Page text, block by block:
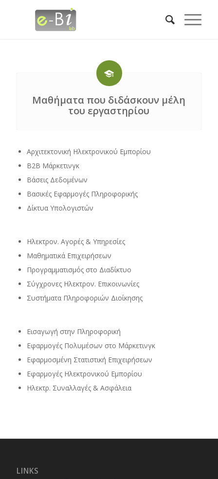
Μαθήματα που διδάσκουν μέλη
του εργαστηρίου
Αρχιτεκτονική Ηλεκτρονικού Εμπορίου
Β2Β Μάρκετινγκ
Βάσεις Δεδομένων
Βασικές Εφαρμογές Πληροφορικής
Δίκτυα Υπολογιστών
Ηλεκτρον. Αγορές & Υπηρεσίες
Μαθηματικά Επιχειρήσεων
Προγραμματισμός στο Διαδίκτυο
Σύγχρονες Ηλεκτρον. Επικοινωνίες
Συστήματα Πληροφοριών Διοίκησης
Εισαγωγή στην Πληροφορική
Εφαρμογές Πολυμέσων στο Μάρκετινγκ
Εφαρμοσμένη Στατιστική Επιχειρήσεων
Εφαρμογές Ηλεκτρονικού Εμπορίου
Ηλεκτρ. Συναλλαγές & Ασφάλεια
LINKS